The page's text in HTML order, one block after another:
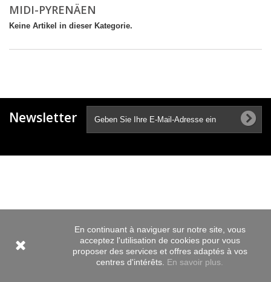
MIDI-PYRENÄEN
Keine Artikel in dieser Kategorie.
Newsletter
En continuant à naviguer sur notre site, vous
acceptez l'utilisation de cookies pour vous
proposer des services et offres adaptés à vos
centres d'intérêts. En savoir plus.